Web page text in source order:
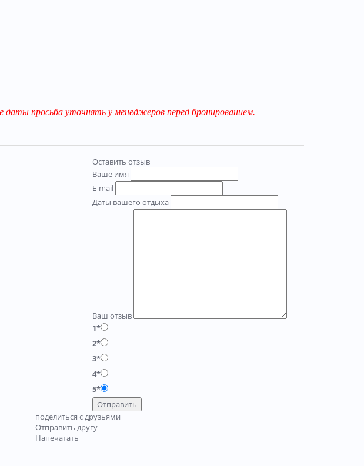
просьба уточнять у менеджеров перед бронированием.
Оставить отзыв
Ваше имя
E-mail
Даты вашего отдыха
Ваш отзыв
1*
2*
3*
4*
5*
Отправить
поделиться с друзьями
Отправить другу
Напечатать